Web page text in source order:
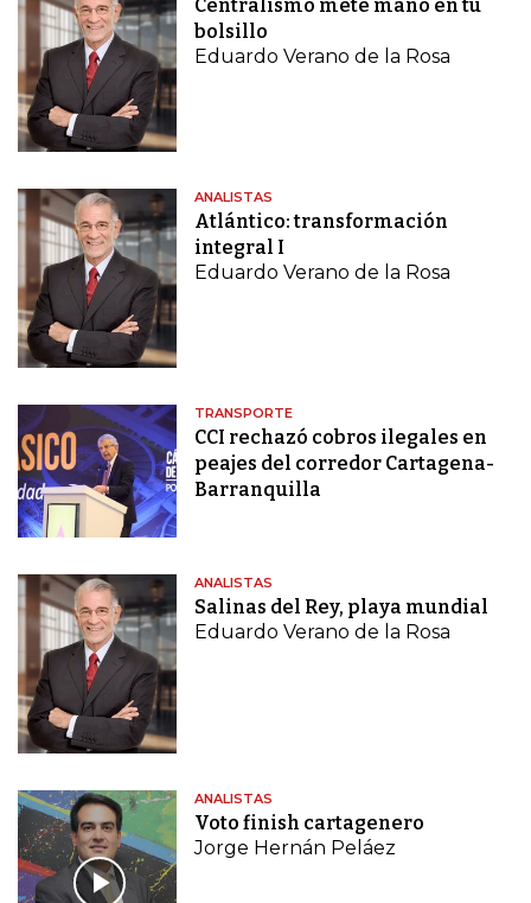
Centralismo mete mano en tu
bolsillo
Eduardo Verano de la Rosa
ANALISTAS
Atlántico: transformación
integral I
Eduardo Verano de la Rosa
TRANSPORTE
CCI rechazó cobros ilegales en
peajes del corredor Cartagena-
Barranquilla
ANALISTAS
Salinas del Rey, playa mundial
Eduardo Verano de la Rosa
ANALISTAS
Voto finish cartagenero
Jorge Hernán Peláez